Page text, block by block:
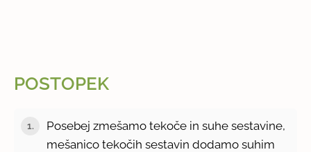
POSTOPEK
1.
Posebej zmešamo tekoče in suhe sestavine,
mešanico tekočih sestavin dodamo suhim